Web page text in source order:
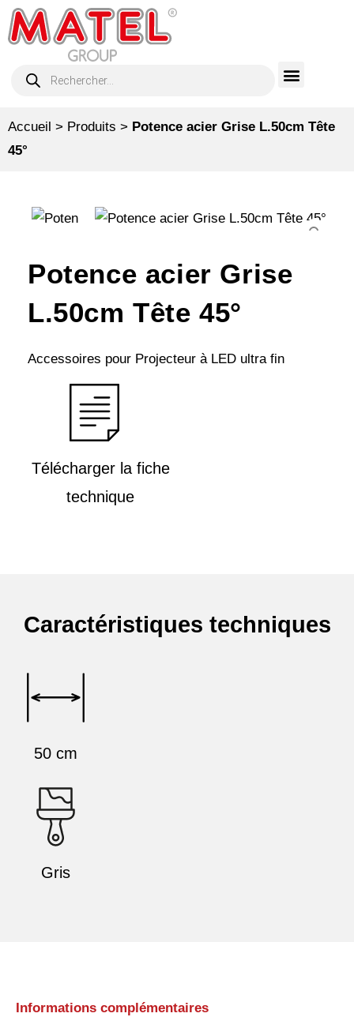
Accueil > Produits > Potence acier Grise L.50cm Tête
45°
Potence acier Grise
L.50cm Tête 45°
Accessoires pour Projecteur à LED ultra fin
Télécharger la fiche
technique
Caractéristiques techniques
50 cm
Gris
Informations complémentaires